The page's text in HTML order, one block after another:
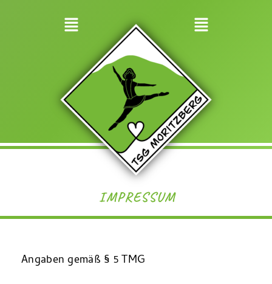
IMPRESSUM
Angaben gemäß § 5 TMG